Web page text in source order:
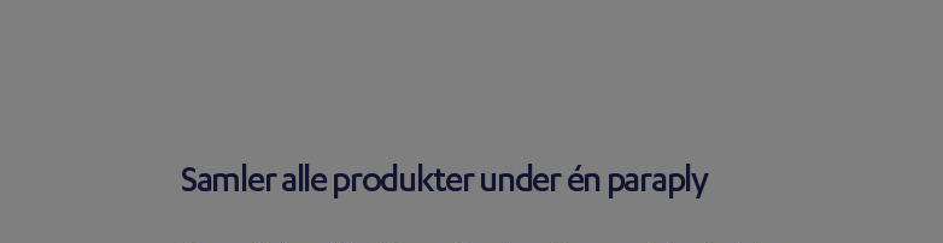
Samler alle produkter under én paraply